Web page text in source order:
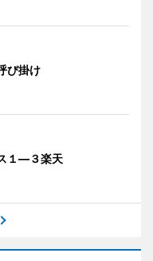
び掛け
１―３楽天